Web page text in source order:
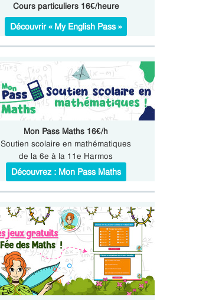
Cours particuliers 16€/heure
Découvrir « My English Pass »
Mon Pass Maths 16€/h
Soutien scolaire en mathématiques
de la 6e à la 11e Harmos
Découvrez : Mon Pass Maths